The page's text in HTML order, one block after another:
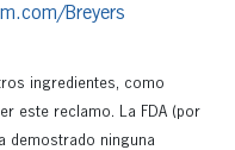
Breyers
ingredientes, como
este reclamo. La FDA (por
demostrado ninguna